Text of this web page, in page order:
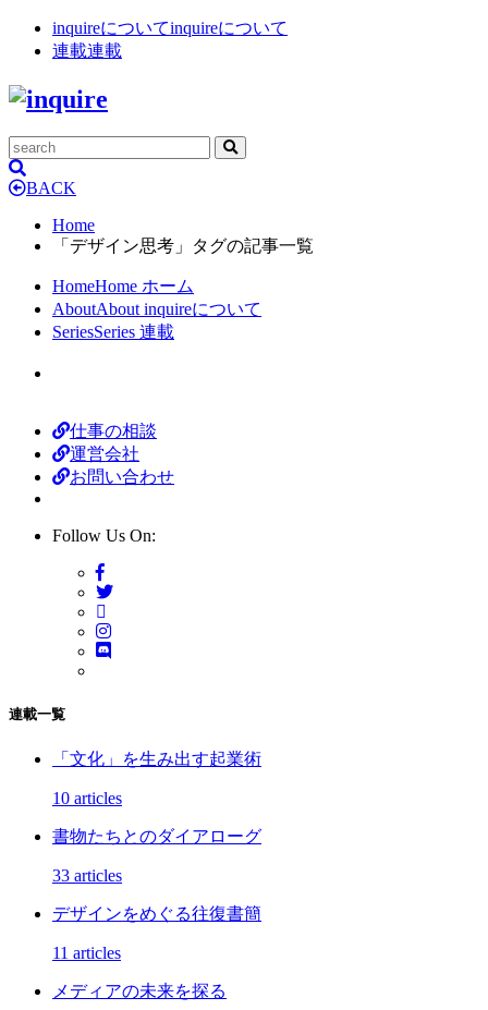
inquireについてinquireについて
連載連載
BACK
Home
「デザイン思考」タグの記事一覧
HomeHome ホーム
AboutAbout inquireについて
SeriesSeries 連載
仕事の相談
運営会社
お問い合わせ
Follow Us On:
連載一覧
「文化」を生み出す起業術
10 articles
書物たちとのダイアローグ
33 articles
デザインをめぐる往復書簡
11 articles
メディアの未来を探る